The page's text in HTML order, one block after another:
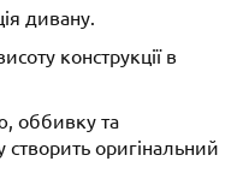
дивану.
конструкції в
оббивку та
оригінальний